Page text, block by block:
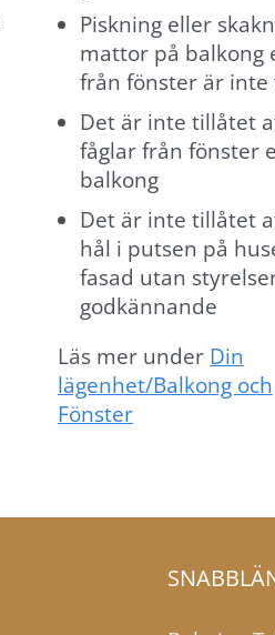
Piskning eller
mattor på balkong
från fönster är inte
Det är inte tillåtet
fåglar från fönster
balkong
Det är inte tillåtet
hål i putsen på
fasad utan
godkännande
Läs mer under Din
lägenhet/Balkong och
Fönster